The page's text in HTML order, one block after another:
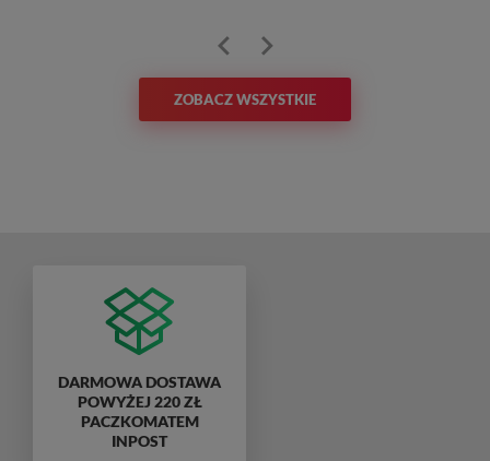
ZOBACZ WSZYSTKIE
DARMOWA DOSTAWA
POWYŻEJ 220 ZŁ
PACZKOMATEM
INPOST